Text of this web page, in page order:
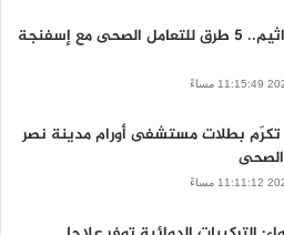
بيئةللجراثيم.. 5 طرق للتعامل الصحى مع إسفنجة
مساءً
تكرّم بطلات مستشفى أورام مدينة نصر
الصحى
مساءً